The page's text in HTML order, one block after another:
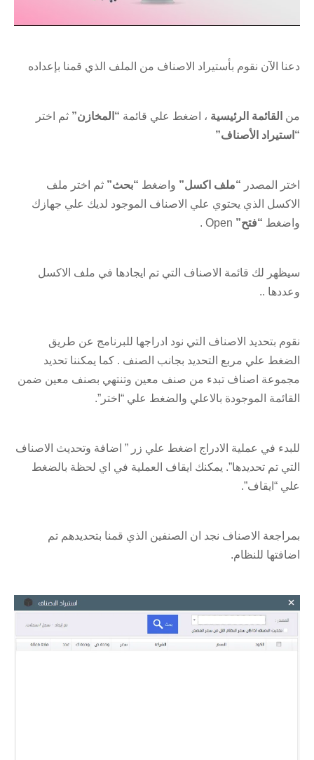
دعنا الآن نقوم بأستيراد الاصناف من الملف الذي قمنا بإعداده
من القائمة الرئيسية ، اضغط علي قائمة “المخازن” ثم اختر
“استيراد الأصناف”
اختر المصدر “ملف اكسل” واضغط “بحث” ثم اختر ملف
الاكسل الذي يحتوي علي الاصناف الموجود لديك علي جهازك
واضغط “فتح”
سيظهر لك قائمة الاصناف التي تم ايجادها في ملف الاكسل
وعددها ..
نقوم بتحديد الاصناف التي نود ادراجها للبرنامج عن طريق
الضغط علي مربع التحديد بجانب الصنف . كما يمكننا تحديد
مجموعة اصناف تبدء من صنف معين وتنتهي بصنف معين ضمن
القائمة الموجودة بالاعلي والضغط علي “اختر”.
للبدء في عملية الادراج اضغط علي زر ” اضافة وتحديث الاصناف
التي تم تحديدها”. يمكنك ايقاف العملية في اي لحظة بالضغط
علي “ايقاف”.
بمراجعة الاصناف نجد ان الصنفين الذي قمنا بتحديدهم تم
اضافتها للنظام.